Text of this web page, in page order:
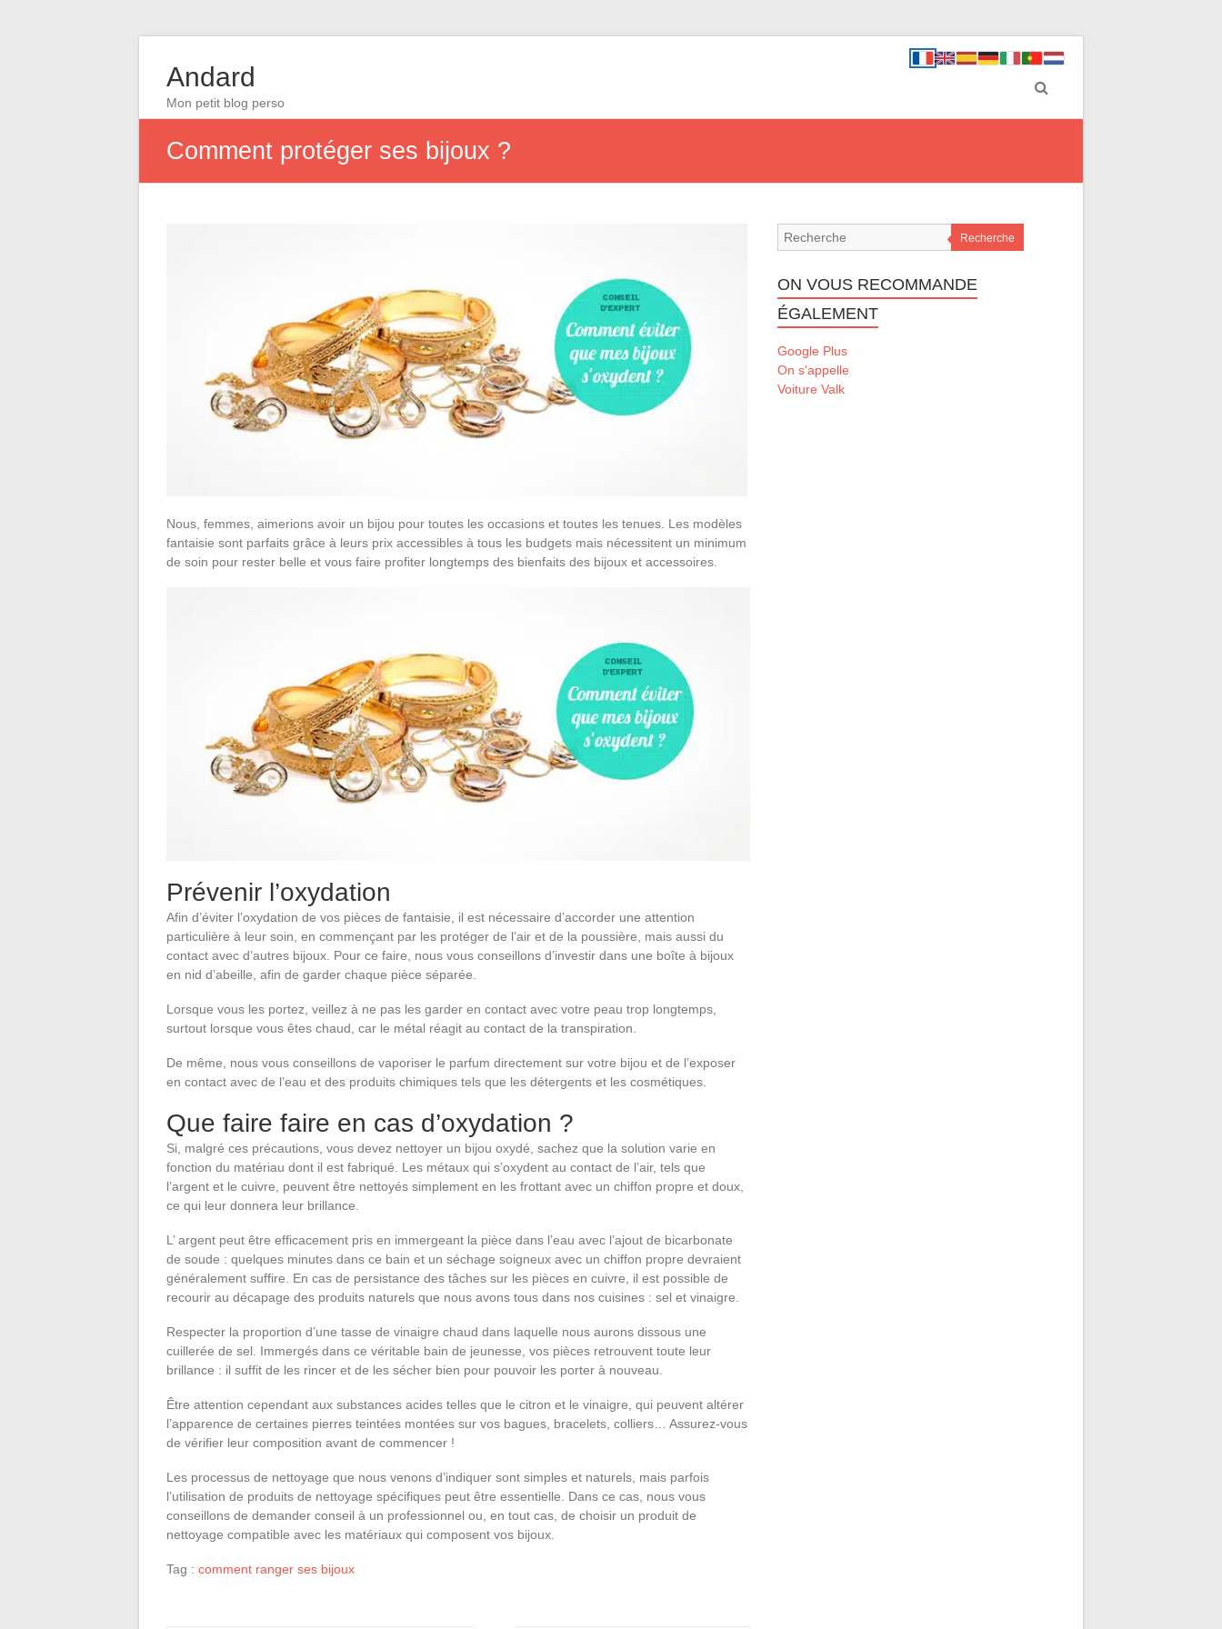
Andard
Mon petit blog perso
Comment protéger ses bijoux ?
Nous, femmes, aimerions avoir un bijou pour toutes les occasions et toutes les tenues. Les modèles
fantaisie sont parfaits grâce à leurs prix accessibles à tous les budgets mais nécessitent un minimum
de soin pour rester belle et vous faire profiter longtemps des bienfaits des bijoux et accessoires.
Prévenir l’oxydation
Afin d’éviter l’oxydation de vos pièces de fantaisie, il est nécessaire d’accorder une attention
particulière à leur soin, en commençant par les protéger de l’air et de la poussière, mais aussi du
contact avec d’autres bijoux. Pour ce faire, nous vous conseillons d’investir dans une boîte à bijoux
en nid d’abeille, afin de garder chaque pièce séparée.
Lorsque vous les portez, veillez à ne pas les garder en contact avec votre peau trop longtemps,
surtout lorsque vous êtes chaud, car le métal réagit au contact de la transpiration.
De même, nous vous conseillons de vaporiser le parfum directement sur votre bijou et de l’exposer
en contact avec de l’eau et des produits chimiques tels que les détergents et les cosmétiques.
Que faire faire en cas d’oxydation ?
Si, malgré ces précautions, vous devez nettoyer un bijou oxydé, sachez que la solution varie en
fonction du matériau dont il est fabriqué. Les métaux qui s’oxydent au contact de l’air, tels que
l’argent et le cuivre, peuvent être nettoyés simplement en les frottant avec un chiffon propre et doux,
ce qui leur donnera leur brillance.
L’ argent peut être efficacement pris en immergeant la pièce dans l’eau avec l’ajout de bicarbonate
de soude : quelques minutes dans ce bain et un séchage soigneux avec un chiffon propre devraient
généralement suffire. En cas de persistance des tâches sur les pièces en cuivre, il est possible de
recourir au décapage des produits naturels que nous avons tous dans nos cuisines : sel et vinaigre.
Respecter la proportion d’une tasse de vinaigre chaud dans laquelle nous aurons dissous une
cuillerée de sel. Immergés dans ce véritable bain de jeunesse, vos pièces retrouvent toute leur
brillance : il suffit de les rincer et de les sécher bien pour pouvoir les porter à nouveau.
Être attention cependant aux substances acides telles que le citron et le vinaigre, qui peuvent altérer
l’apparence de certaines pierres teintées montées sur vos bagues, bracelets, colliers… Assurez-vous
de vérifier leur composition avant de commencer !
Les processus de nettoyage que nous venons d’indiquer sont simples et naturels, mais parfois
l’utilisation de produits de nettoyage spécifiques peut être essentielle. Dans ce cas, nous vous
conseillons de demander conseil à un professionnel ou, en tout cas, de choisir un produit de
nettoyage compatible avec les matériaux qui composent vos bijoux.
Tag : comment ranger ses bijoux
Recherche
ON VOUS RECOMMANDE
ÉGALEMENT
Google Plus
On s'appelle
Voiture Valk